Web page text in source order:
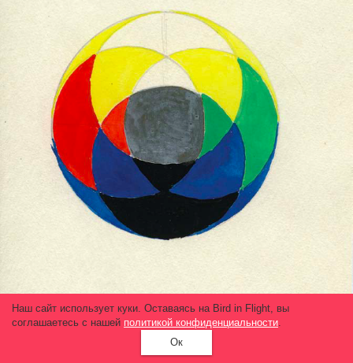
Наш сайт использует куки. Оставаясь на Bird in Flight, вы
соглашаетесь с нашей политикой конфиденциальности.
Ок